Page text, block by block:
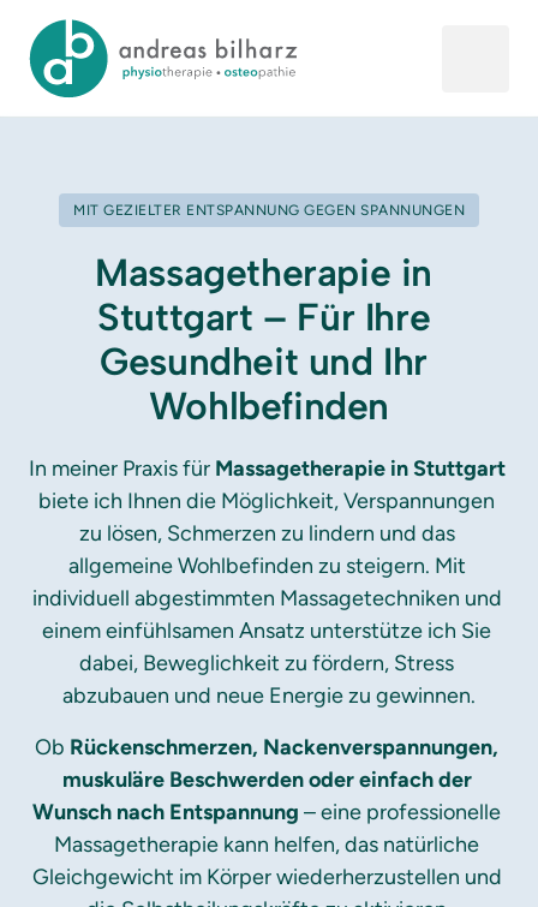
MIT GEZIELTER ENTSPANNUNG GEGEN SPANNUNGEN
Massagetherapie in
Stuttgart – Für Ihre
Gesundheit und Ihr
Wohlbefinden
In meiner Praxis für Massagetherapie in Stuttgart
biete ich Ihnen die Möglichkeit, Verspannungen
zu lösen, Schmerzen zu lindern und das
allgemeine Wohlbefinden zu steigern. Mit
individuell abgestimmten Massagetechniken und
einem einfühlsamen Ansatz unterstütze ich Sie
dabei, Beweglichkeit zu fördern, Stress
abzubauen und neue Energie zu gewinnen.
Ob Rückenschmerzen, Nackenverspannungen,
muskuläre Beschwerden oder einfach der
Wunsch nach Entspannung – eine professionelle
Massagetherapie kann helfen, das natürliche
Gleichgewicht im Körper wiederherzustellen und